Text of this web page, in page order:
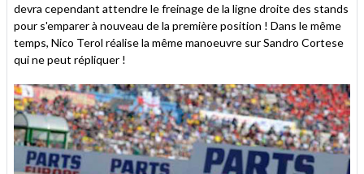
devra cependant attendre le freinage de la ligne droite des stands
pour s'emparer à nouveau de la première position ! Dans le même
temps, Nico Terol réalise la même manoeuvre sur Sandro Cortese
qui ne peut répliquer !